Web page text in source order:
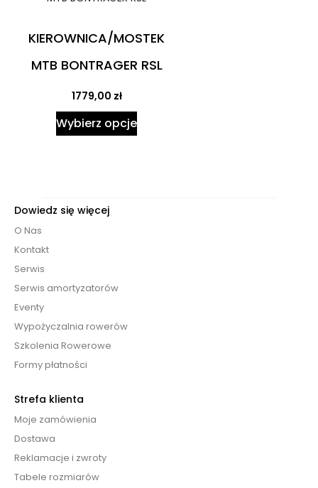
KIEROWNICA/MOSTEK
MTB BONTRAGER RSL
1779,00 zł
Wybierz opcje
Dowiedz się więcej
O Nas
Kontakt
Serwis
Serwis amortyzatorów
Eventy
Wypożyczalnia rowerów
Szkolenia Rowerowe
Formy płatności
Strefa klienta
Moje zamówienia
Dostawa
Reklamacje i zwroty
Tabele rozmiarów